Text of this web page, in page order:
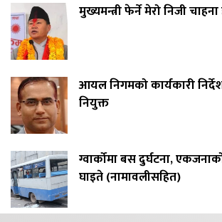
मुख्यमन्त्री फेर्ने मेरो निजी
आयल निगमको कार्यकारी
नियुक्त
ग्वार्कोमा बस दुर्घटना,
घाइते (नामावलीसहित)